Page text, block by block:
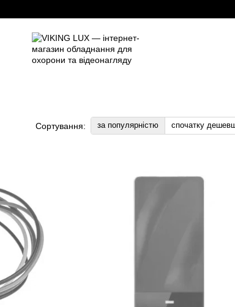
Сортування: за популярністю спочатку